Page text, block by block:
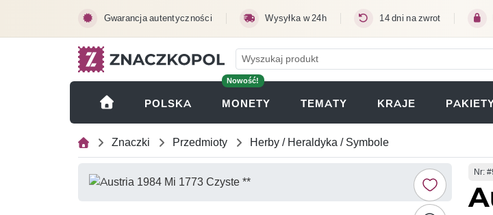
Gwarancja autentyczności Wysyłka w 24h 14 dni na zwrot
POLSKA
Nowość!
MONETY (OTWIERA SIĘ W NOWEJ KARCIE)
TEMATY KRAJE
Znaczki Przedmioty Herby / Heraldyka / Symbole
Nr: